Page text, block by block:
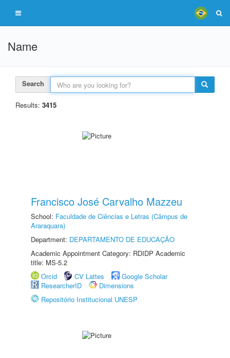
Name
Search
Results: 3415
Francisco José Carvalho Mazzeu
School: Faculdade de Ciências e Letras (Câmpus de
Araraquara)
Department: DEPARTAMENTO DE EDUCAÇÃO
Academic Appointment Category: RDIDP Academic
title: MS-5.2
Orcid
CV Lattes
Google Scholar
ResearcherID
Dimensions
Repositório Institucional UNESP